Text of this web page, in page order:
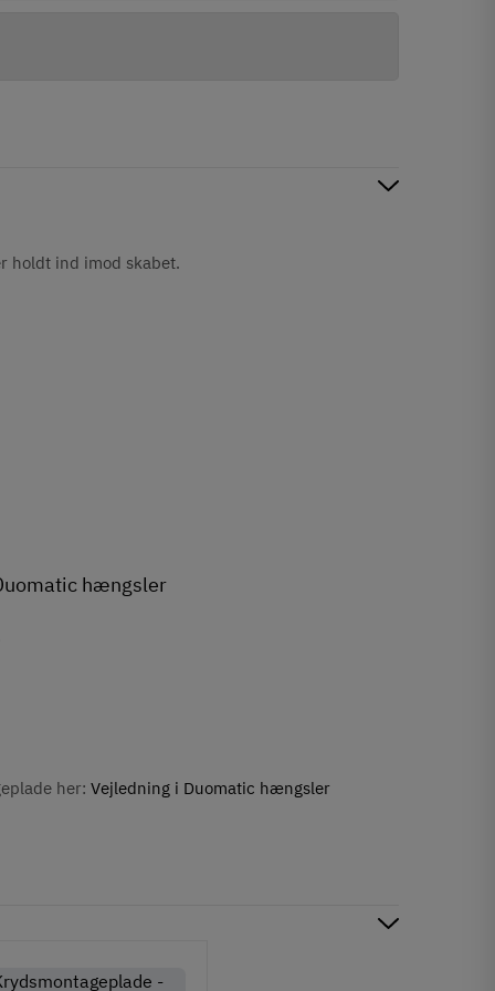
holdt ind imod skabet.
hængsler
her:Vejledning i Duomatic hængsler